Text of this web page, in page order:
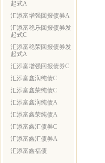
起式A
汇添富增强回报债券A
汇添富稳乐回报债券发
起式C
汇添富稳荣回报债券发
起式A
汇添富增强回报债券C
汇添富鑫润纯债C
汇添富鑫荣纯债C
汇添富鑫润纯债A
汇添富鑫荣纯债A
汇添富鑫汇债券C
汇添富鑫汇债券A
汇添富鑫福债